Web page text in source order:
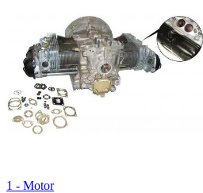
1 - Motor